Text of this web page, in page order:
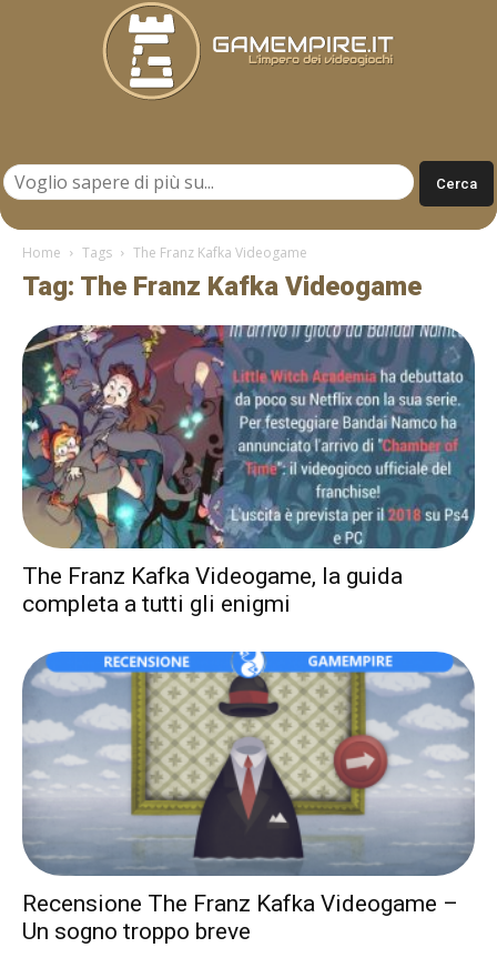
Home Tags The Franz Kafka Videogame
Tag: The Franz Kafka Videogame
The Franz Kafka Videogame, la guida
completa a tutti gli enigmi
Recensione The Franz Kafka Videogame –
Un sogno troppo breve